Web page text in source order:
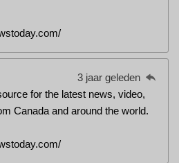
3 jaar geleden
for the latest news, video,
Canada and around the world.